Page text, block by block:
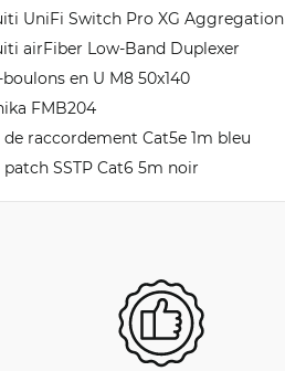
UniFi Switch Pro XG Aggregation
airFiber Low-Band Duplexer
en U M8 50x140
FMB204
de raccordement Cat5e 1m bleu
patch SSTP Cat6 5m noir